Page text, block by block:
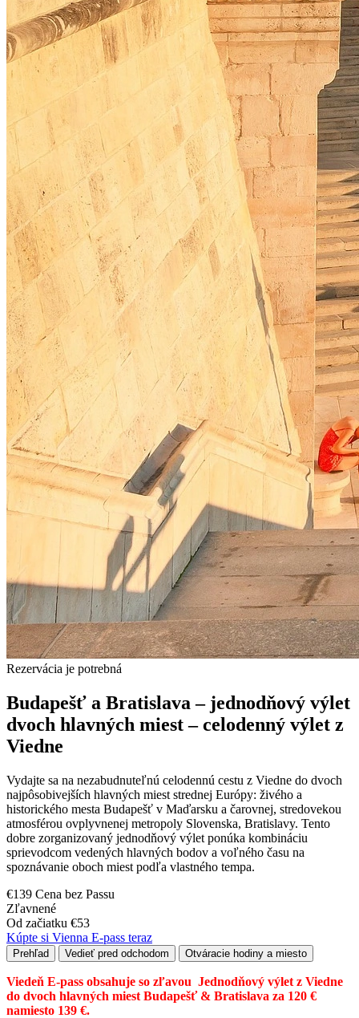
Rezervácia je potrebná
Budapešť a Bratislava – jednodňový výlet
dvoch hlavných miest – celodenný výlet z
Viedne
Vydajte sa na nezabudnuteľnú celodennú cestu z Viedne do dvoch
najpôsobivejších hlavných miest strednej Európy: živého a
historického mesta Budapešť v Maďarsku a čarovnej, stredovekou
atmosférou ovplyvnenej metropoly Slovenska, Bratislavy. Tento
dobre zorganizovaný jednodňový výlet ponúka kombináciu
sprievodcom vedených hlavných bodov a voľného času na
spoznávanie oboch miest podľa vlastného tempa.
€139 Cena bez Passu
Zľavnené
Od začiatku €53
Kúpte si Vienna E-pass teraz
Prehľad Vedieť pred odchodom Otváracie hodiny a miesto
Viedeň E-pass obsahuje so zľavou Jednodňový výlet z Viedne
do dvoch hlavných miest Budapešť & Bratislava za 120 €
namiesto 139 €.